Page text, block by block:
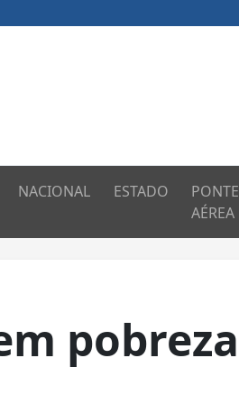
NACIONAL ESTADO
PONTE
AÉREA
pobreza